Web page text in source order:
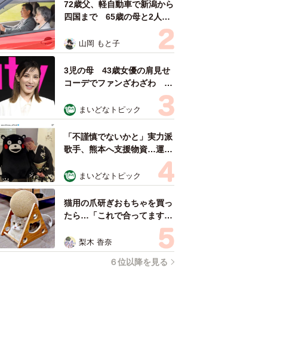
72歳父、軽自動車で新潟から
四国まで 65歳の母と2人で
3泊4日の旅 パーキングの休
憩まで分刻み… 「大学生で
も組まねえよ！」
山岡 もと子
3児の母 43歳女優の肩見せ
コーデでファンざわざわ
「色っぽすぎて思わず二度
見」「むっかしからずっと可
愛い」
まいどなトピック
「不謹慎でないかと」実力派
歌手、熊本へ支援物資…運搬
トラックの車体デザインにた
めらい 「痛いほど伝わる」
「行動され立派」
まいどなトピック
猫用の爪研ぎおもちゃを買っ
たら…「これで合ってます
か？」予想外の使い方が大反
響 「100点満点」「かわい
いからよし！」
梨木 香奈
６位以降を見る